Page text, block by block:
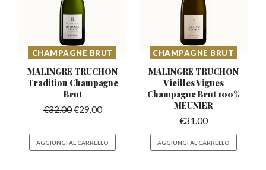
CHAMPAGNE BRUT
MALINGRE TRUCHON
Tradition Champagne
Brut
€32.00€29.00
AGGIUNGI AL CARRELLO
CHAMPAGNE BRUT
MALINGRE TRUCHON
Vieilles Vignes
Champagne Brut 100%
MEUNIER
€31.00
AGGIUNGI AL CARRELLO